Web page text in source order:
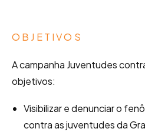
OBJETIVOS
A campanha Juventudes
objetivos:
Visibilizar e denunciar o
contra as juventudes da